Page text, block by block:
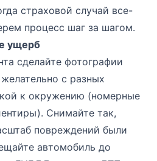
страховой случай все-
процесс шаг за шагом.
ущерб
сделайте фотографии
с разных
к окружению (номерные
Снимайте так,
повреждений были
автомобиль до